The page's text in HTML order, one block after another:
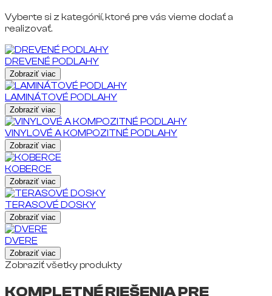
Vyberte si z kategórií, ktoré pre vás vieme dodať a
realizovať.
DREVENÉ PODLAHY
Zobraziť viac
LAMINÁTOVÉ PODLAHY
Zobraziť viac
VINYLOVÉ A KOMPOZITNÉ PODLAHY
Zobraziť viac
KOBERCE
Zobraziť viac
TERASOVÉ DOSKY
Zobraziť viac
DVERE
Zobraziť viac
Zobraziť všetky produkty
KOMPLETNÉ RIEŠENIA PRE